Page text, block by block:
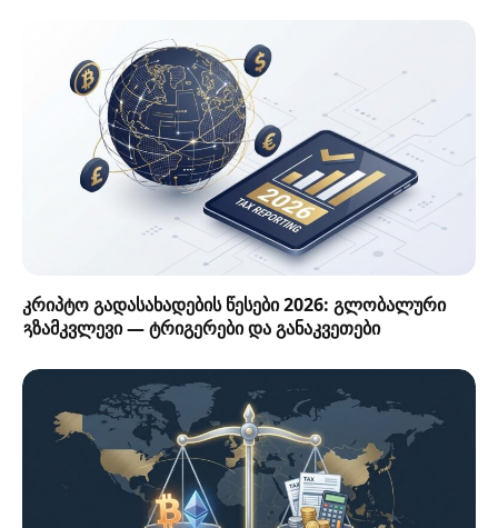
კრიპტო გადასახადების წესები 2026: გლობალური
გზამკვლევი — ტრიგერები და განაკვეთები